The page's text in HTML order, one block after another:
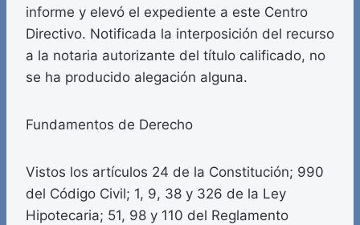
informe y elevó el expediente a este Centro
Directivo. Notificada la interposición del recurso
a la notaria autorizante del título calificado, no
se ha producido alegación alguna.
Fundamentos de Derecho
Vistos los artículos 24 de la Constitución; 990
del Código Civil; 1, 9, 38 y 326 de la Ley
Hipotecaria; 51, 98 y 110 del Reglamento